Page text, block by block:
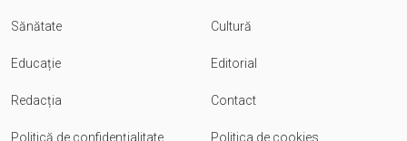
Sănătate Cultură
Educație Editorial
Redacția Contact
Politică de confidențialitate Politica de cookies